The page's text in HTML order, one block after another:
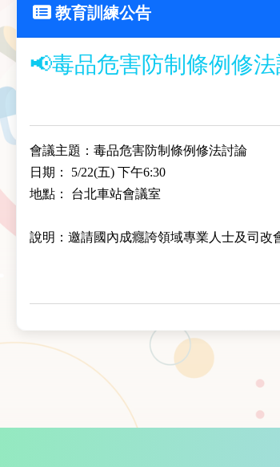
教育訓練公告
📢毒品危害防制條例修
會議主題：毒品危害防制條例修法討論
日期： 5/22(五) 下午6:30
地點： 台北車站會議室
說明：邀請國內成癮誇領域專業人士及司改